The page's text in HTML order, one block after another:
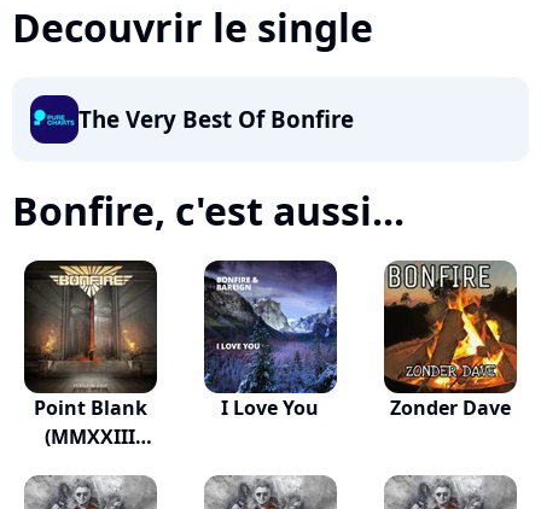
Decouvrir le single
The Very Best Of Bonfire
Bonfire, c'est aussi...
Point Blank
(MMXXIII
I Love You Zonder Dave